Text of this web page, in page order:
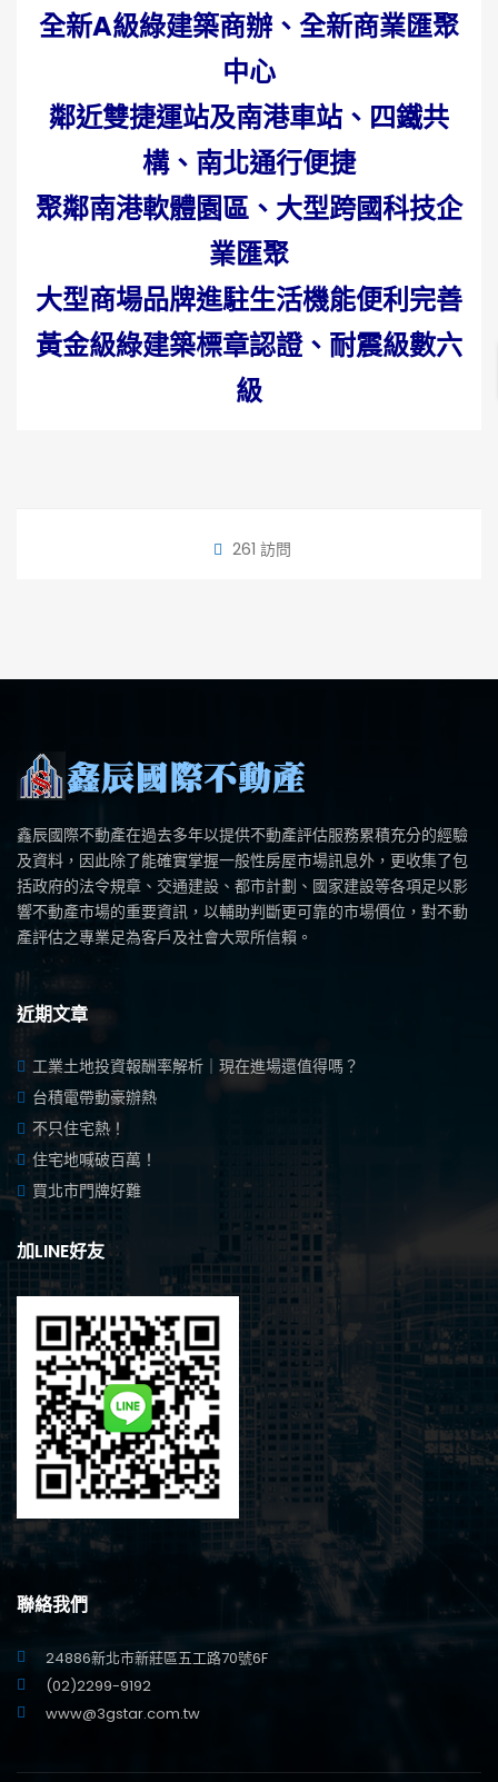
全新A級綠建築商辦、全新商業匯聚
中心
鄰近雙捷運站及南港車站、四鐵共
構、南北通行便捷
聚鄰南港軟體園區、大型跨國科技企
業匯聚
大型商場品牌進駐生活機能便利完善
黃金級綠建築標章認證、耐震級數六
級
261 訪問
鑫辰國際不動產在過去多年以提供不動產評估服務累積充分的經驗
及資料，因此除了能確實掌握一般性房屋市場訊息外，更收集了包
括政府的法令規章、交通建設、都市計劃、國家建設等各項足以影
響不動產市場的重要資訊，以輔助判斷更可靠的市場價位，對不動
產評估之專業足為客戶及社會大眾所信賴。
近期文章
工業土地投資報酬率解析｜現在進場還值得嗎？
台積電帶動豪辦熱
不只住宅熱！
住宅地喊破百萬！
買北市門牌好難
加LINE好友
聯絡我們
24886新北市新莊區五工路70號6F
(02)2299-9192
www@3gstar.com.tw